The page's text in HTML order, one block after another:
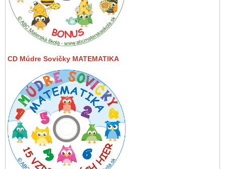
CD Múdre Sovičky MATEMATIKA